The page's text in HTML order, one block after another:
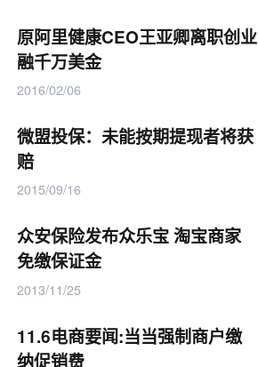
原阿里健康CEO王亚卿离职创业
融千万美金
2016/02/06
微盟投保：未能按期提现者将获
赔
2015/09/16
众安保险发布众乐宝 淘宝商家
免缴保证金
2013/11/25
11.6电商要闻:当当强制商户缴
纳促销费